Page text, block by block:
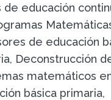
de educación
de educación
Deconstrucción
matemáticos
básica primaria,